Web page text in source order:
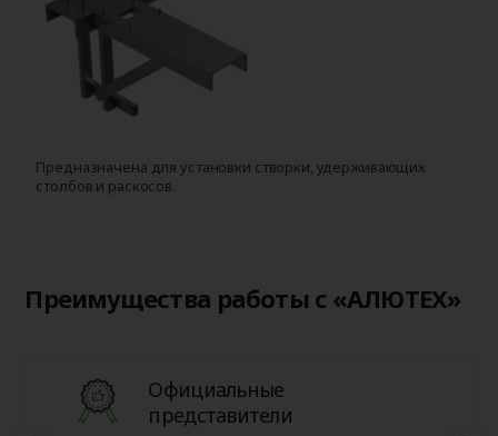
Предназначена для установки створки, удерживающих
столбов и раскосов.
Преимущества работы с «АЛЮТЕХ»
Официальные
представители